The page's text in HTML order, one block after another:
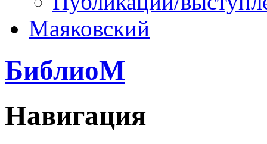
Маяковский
БиблиоМ
Навигация